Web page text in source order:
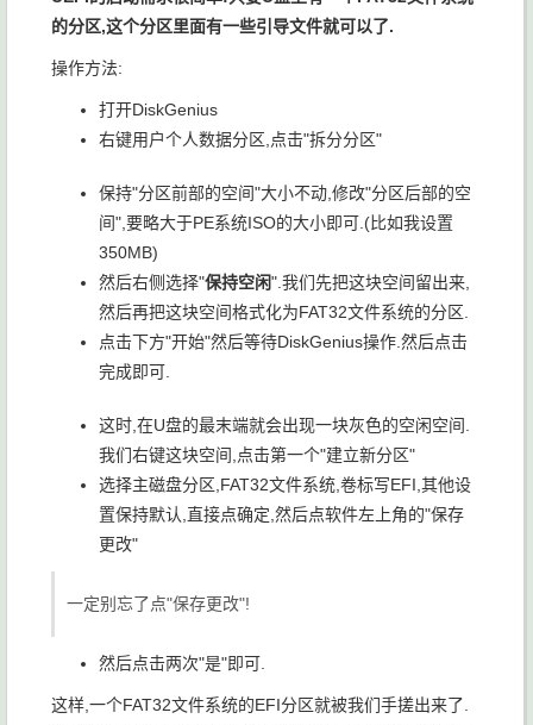
的分区,这个分区里面有一些引导文件就可以了.
操作方法:
打开DiskGenius
右键用户个人数据分区,点击"拆分分区"
保持"分区前部的空间"大小不动,修改"分区后部的空
间",要略大于PE系统ISO的大小即可.(比如我设置
350MB)
然后右侧选择"保持空闲".我们先把这块空间留出来,
然后再把这块空间格式化为FAT32文件系统的分区.
点击下方"开始"然后等待DiskGenius操作.然后点击
完成即可.
这时,在U盘的最末端就会出现一块灰色的空闲空间.
我们右键这块空间,点击第一个"建立新分区"
选择主磁盘分区 FAT32文件系统,卷标写EFI ,其他设
置保持默认,直接点确定,然后点软件左上角的"保存
更改"
一定别忘了点"保存更改"!
然后点击两次"是"即可.
这样,一个FAT32文件系统的EFI分区就被我们手搓出来了.